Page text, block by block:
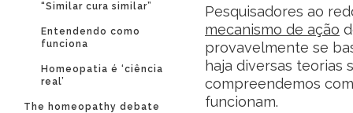
“Similar cura similar”
Entendendo como
funciona
Homeopatia é ‘ciência
real’
The homeopathy debate
Pesquisadores ao
mecanismo de ação
provavelmente se
haja diversas teorias
compreendemos
funcionam.